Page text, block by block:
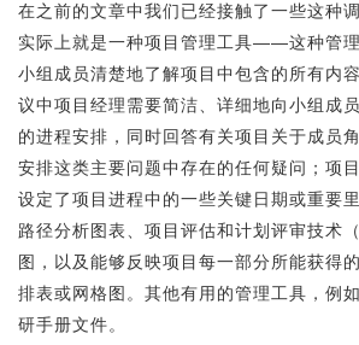
在之前的文章中我们已经接触了一些这种
实际上就是一种项目管理工具——这种管
小组成员清楚地了解项目中包含的所有内
议中项目经理需要简洁、详细地向小组成
的进程安排，同时回答有关项目关于成员
安排这类主要问题中存在的任何疑问；
设定了项目进程中的一些关键日期或重要
路径分析图表、项目评估和计划评审技术
图，以及能够反映项目每一部分所能获得
排表或网格图。其他有用的管理工具，例
研手册文件。